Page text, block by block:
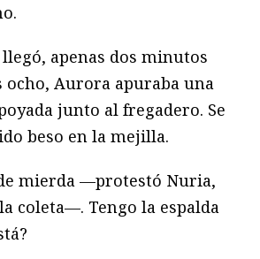
apenas dos minutos
ocho, Aurora apuraba una
junto al fregadero. Se
beso en la mejilla.
mierda —protestó Nuria,
coleta—. Tengo la espalda